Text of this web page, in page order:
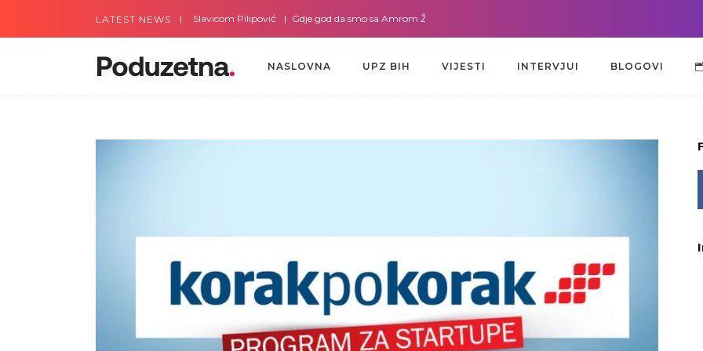
LATEST NEWS
Gdje god da smo sa Slavicom Pilipović Gdje god da smo sa Amrom Žužić-Bećirbegović
NASLOVNA UPZ BIH VIJESTI INTERVJUI BLOGOVI
NASLOVNA UPZ BIH